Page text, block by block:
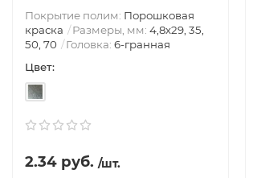
Покрытие полим: Порошковая
краска
Размеры, мм: 4,8х29, 35,
50, 70
Головка: 6-гранная
Цвет:
2.34 руб. /шт.